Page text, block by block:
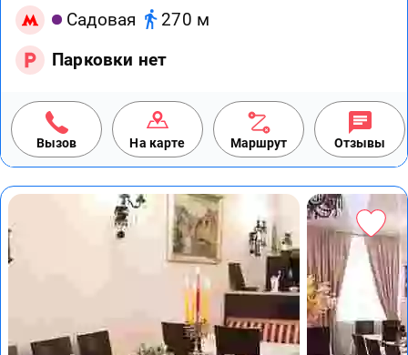
Садовая
270 м
Парковки нет
Вызов На карте Маршрут Отзывы